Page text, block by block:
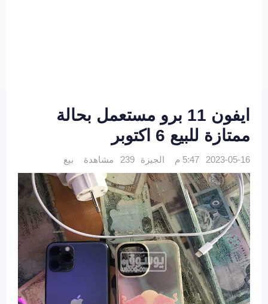
ايفون 11 برو مستعمل بحالة
ممتازة للبيع 6 اكتوبر
2023-05-16 5:47 م الجيزة 239 مشاهدة بيع